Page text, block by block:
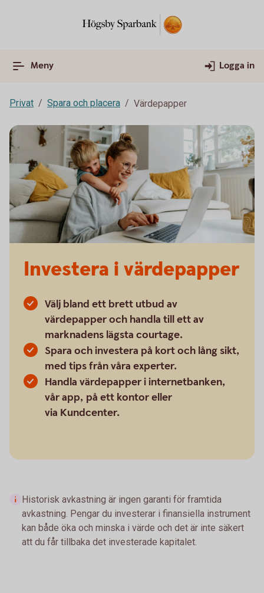
Meny Logga in
Privat Spara och placera Värdepapper
Investera i värdepapper
Välj bland ett brett utbud av
värdepapper och handla till ett av
marknadens lägsta courtage.
Spara och investera på kort och lång sikt,
med tips från våra experter.
Handla värdepapper i internetbanken,
vår app, på ett kontor eller
via Kundcenter.
Historisk avkastning är ingen garanti för framtida
avkastning. Pengar du investerar i finansiella instrument
kan både öka och minska i värde och det är inte säkert
att du får tillbaka det investerade kapitalet.